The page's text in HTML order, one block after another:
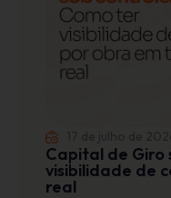
Capital de Giro
visibilidade de
real